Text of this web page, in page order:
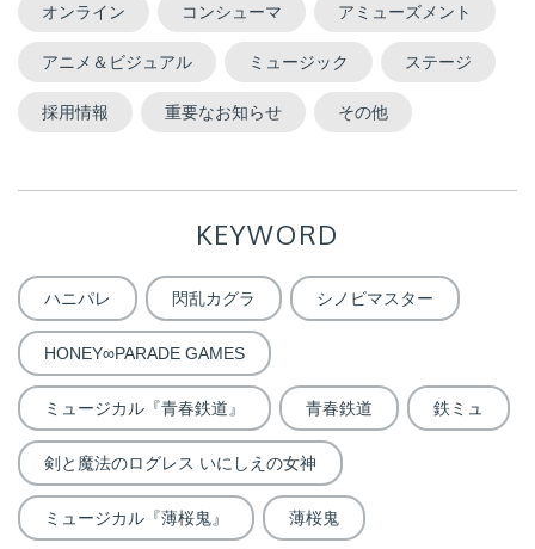
オンライン コンシューマ アミューズメント
アニメ＆ビジュアル ミュージック ステージ
採用情報 重要なお知らせ その他
KEYWORD
ハニパレ 閃乱カグラ シノビマスター
HONEY∞PARADE GAMES
ミュージカル『青春鉄道』 青春鉄道 鉄ミュ
剣と魔法のログレス いにしえの女神
ミュージカル『薄桜鬼』 薄桜鬼